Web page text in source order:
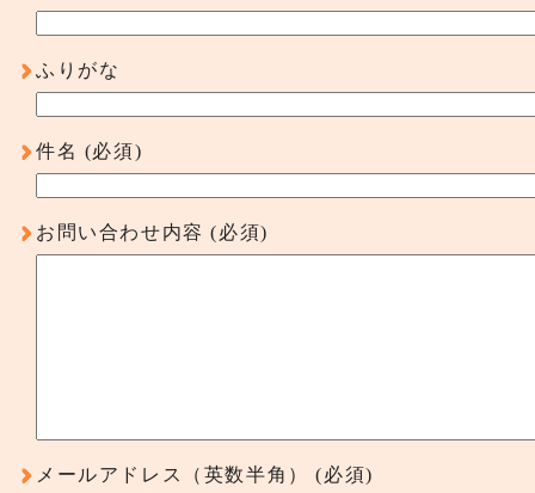
ふりがな
件名 (必須)
お問い合わせ内容 (必須)
メールアドレス（英数半角） (必須)